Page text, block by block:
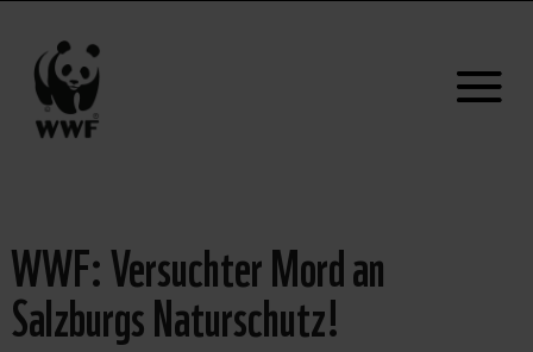
WWF: Versuchter Mord an
Salzburgs Naturschutz!